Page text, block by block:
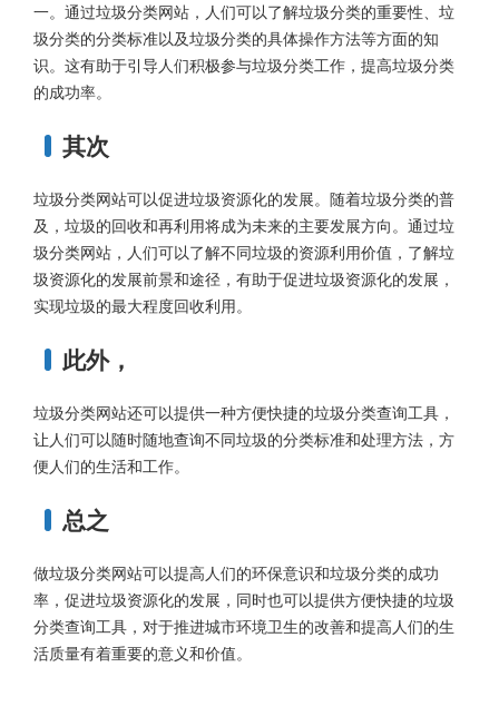
一。通过垃圾分类网站，人们可以了解垃圾分类的重要性、垃
圾分类的分类标准以及垃圾分类的具体操作方法等方面的知
识。这有助于引导人们积极参与垃圾分类工作，提高垃圾分类
的成功率。
其次
垃圾分类网站可以促进垃圾资源化的发展。随着垃圾分类的普
及，垃圾的回收和再利用将成为未来的主要发展方向。通过垃
圾分类网站，人们可以了解不同垃圾的资源利用价值，了解垃
圾资源化的发展前景和途径，有助于促进垃圾资源化的发展，
实现垃圾的最大程度回收利用。
此外，
垃圾分类网站还可以提供一种方便快捷的垃圾分类查询工具，
让人们可以随时随地查询不同垃圾的分类标准和处理方法，方
便人们的生活和工作。
总之
做垃圾分类网站可以提高人们的环保意识和垃圾分类的成功
率，促进垃圾资源化的发展，同时也可以提供方便快捷的垃圾
分类查询工具，对于推进城市环境卫生的改善和提高人们的生
活质量有着重要的意义和价值。